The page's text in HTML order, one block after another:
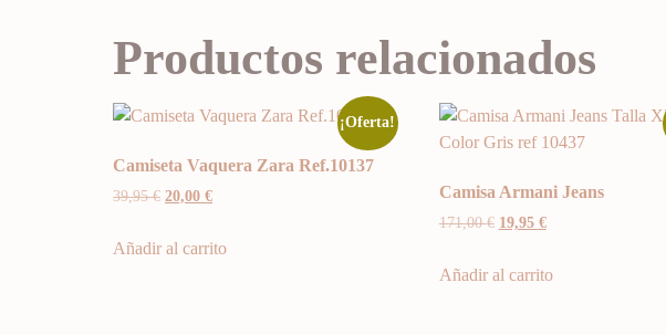
Productos relacionados
¡Oferta!
Camiseta Vaquera Zara Ref.10137
39,95€ 20,00 €
Añadir al carrito
Camisa Armani Jeans
171,00€ 19,95 €
Añadir al carrito